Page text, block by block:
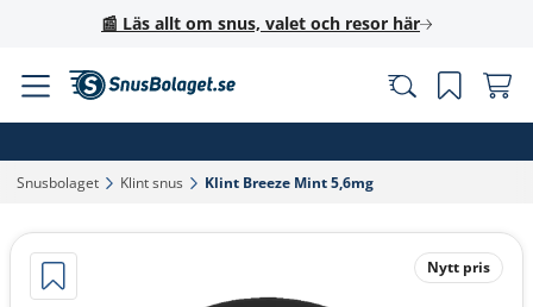
📰 Läs allt om snus, valet och resor här
Snusbolaget‎ Klint snus‎ Klint Breeze Mint 5,6mg‎
Nytt pris